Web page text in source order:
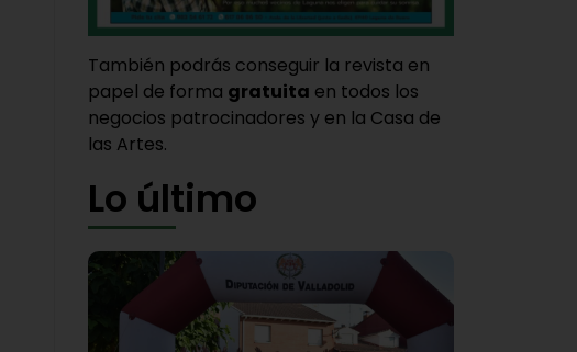
También podrás conseguir la revista en
papel de forma gratuita en todos los
negocios patrocinadores y en la Casa de
las Artes.
Lo último